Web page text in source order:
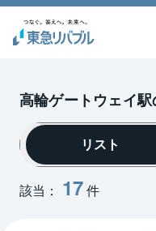
高輪ゲートウェイ
該当： 17件
リスト